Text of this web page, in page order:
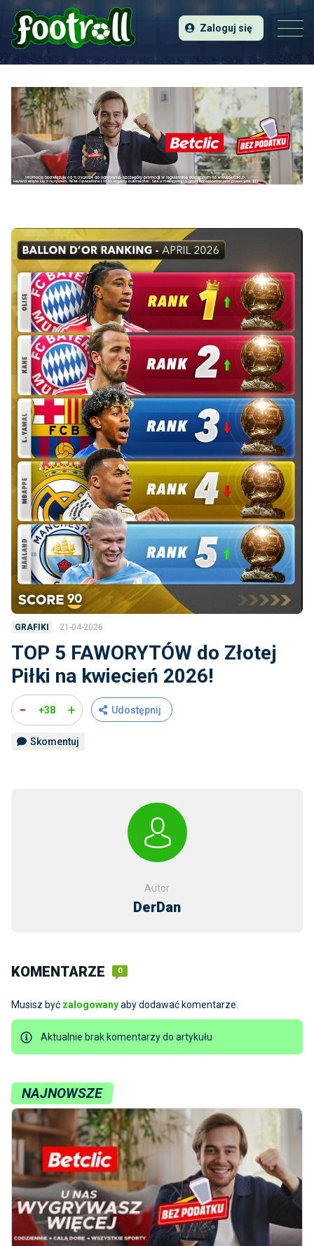
Zaloguj się
GRAFIKI 21-04-2026
TOP 5 FAWORYTÓW do Złotej
Piłki na kwiecień 2026!
- +38 + Udostępnij
Skomentuj
Autor
DerDan
KOMENTARZE 0
Musisz być zalogowanyaby dodawać komentarze.
Aktualnie brak komentarzy do artykułu
NAJNOWSZE